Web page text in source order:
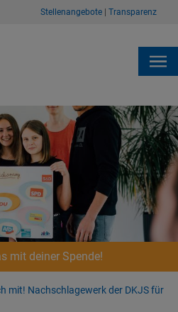
Stellenangebote Transparenz
mit deiner Spende!
mit! Nachschlagewerk der DKJS für